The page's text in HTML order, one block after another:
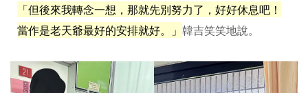
「但後來我轉念一想，那就先別努力了，好好休息吧！
當作是老天爺最好的安排就好。」 韓吉笑笑地說。